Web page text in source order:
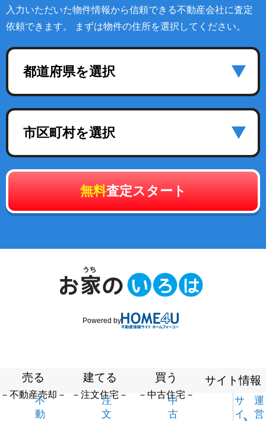
入力いただいた物件情報から信頼できる不動産会社に査定
依頼できます。 まずは物件の住所を選択してください。
都道府県を選択
市区町村を選択
無料査定スタート
Powered by
売る
－不動産売却－
不
動
建てる
－注文住宅－
注
文
買う
－中古住宅－
中
古
サイト情報
サ
イ
運
営